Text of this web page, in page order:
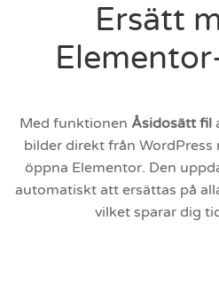
Ersätt
Med funktionen Åsidosätt fil
bilder direkt från
öppna Elementor. Den
automatiskt att ersättas på
vilket sparar dig